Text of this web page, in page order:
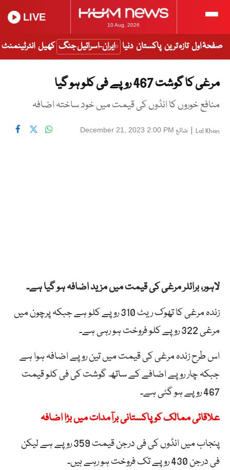
10 Aug, 2026
LIVE
صفحۂ اول تازہ ترین پاکستان دنیا ایران-اسرائیل جنگ کھیل انٹرٹینمنٹ
مرغی کا گوشت 467 روپے فی کلو ہو گیا
منافع خوروں کا انڈوں کی قیمت میں خود ساختہ اضافہ
Lal Khan
| شائع December 21, 2023 2:00 PM
لاہور، برائلر مرغی کی قیمت میں مزید اضافہ ہو گیا ہے۔
زندہ مرغی کا تھوک ریٹ 310 روپے کلو ہے جبکہ پرچون میں
مرغی 322 روپے کلو فروخت ہو رہی ہے۔
اس طرح زندہ مرغی کی قیمت میں تین روپے اضافہ ہوا ہے
جبکہ چار روپے اضافے کے ساتھ گوشت کی فی کلو قیمت
467 روپے ہو گئی ہے۔
علاقائی ممالک کو پاکستانی برآمدات میں بڑا اضافہ
پنجاب میں انڈوں کی فی درجن قیمت 359 روپے ہے لیکن
فی درجن 430 روپے تک فروخت ہو رہے ہیں۔